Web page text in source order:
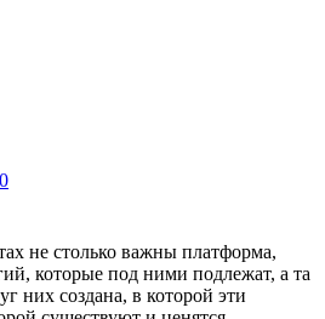
не столько важны платформа,
которые под ними подлежат, а та
них создана, в которой эти